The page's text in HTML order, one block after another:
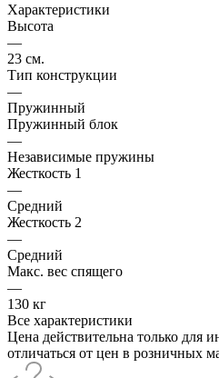
Характеристики
Высота
—
23 см.
Тип конструкции
—
Пружинный
Пружинный блок
—
Независимые пружины
Жесткость 1
—
Средний
Жесткость 2
—
Средний
Макс. вес спящего
—
130 кг
Все характеристики
Цена действительна только для
отличаться от цен в розничных